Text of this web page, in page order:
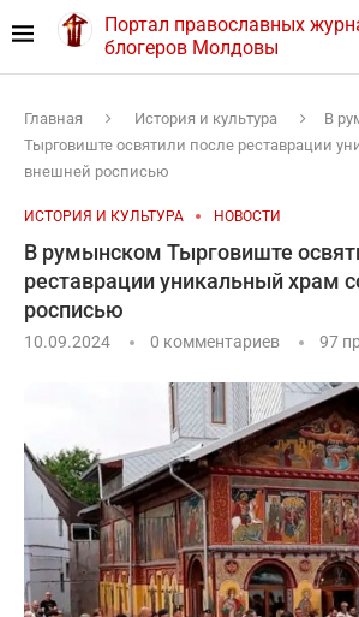
Портал православных
блогеров Молдовы
Главная История и культура
В
Тырговиште освятили после реставрации
внешней росписью
ИСТОРИЯ И КУЛЬТУРА НОВОСТИ
В румынском Тырговиште
реставрации уникальный храм
росписью
10.09.2024 0 комментариев 97